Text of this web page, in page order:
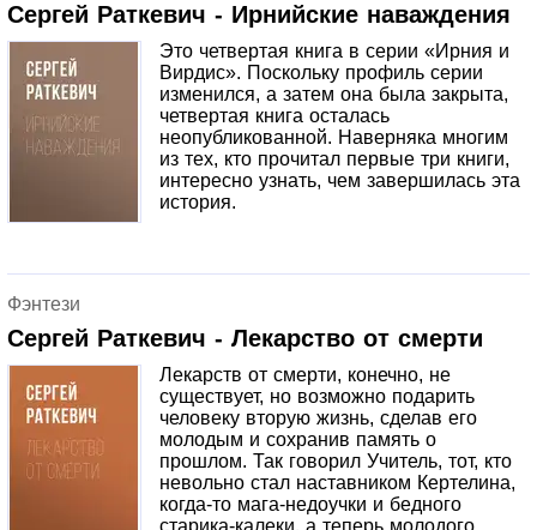
Сергей Раткевич - Ирнийские наваждения
Это четвертая книга в серии «Ирния и
Вирдис». Поскольку профиль серии
изменился, а затем она была закрыта,
четвертая книга осталась
неопубликованной. Наверняка многим
из тех, кто прочитал первые три книги,
интересно узнать, чем завершилась эта
история.
Фэнтези
Сергей Раткевич - Лекарство от смерти
Лекарств от смерти, конечно, не
существует, но возможно подарить
человеку вторую жизнь, сделав его
молодым и сохранив память о
прошлом. Так говорил Учитель, тот, кто
невольно стал наставником Кертелина,
когда-то мага-недоучки и бедного